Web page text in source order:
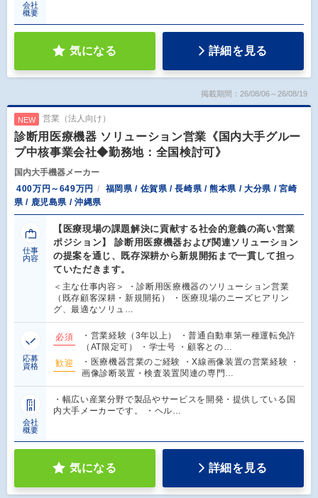
会社
概要
気になる 詳細を見る
掲載期間：26/08/06～26/08/19
NEW 営業（法人向け）
診断用医療機器 ソリューション営業《国内大手グルー
プ中核事業会社◆勤務地：全国検討可》
国内大手機器メーカー
400万円～649万円
福岡県 / 佐賀県 / 長崎県 / 熊本県 / 大分県 / 宮崎
県 / 鹿児島県 / 沖縄県
仕事
内容
【医療現場の課題解決に貢献する社会的意義の高い営業
ポジション】 診断用医療機器および関連ソリューション
の提案を通じ、既存深耕から新規開拓まで一貫して担っ
ていただきます。
＜主な仕事内容＞ ・診断用医療機器のソリューション営業
（既存顧客深耕・新規開拓） ・医療現場のニーズヒアリン
グ、最適なソリュ…
応募
資格
必須
・営業経験（3年以上） ・普通自動車第一種運転免許
（AT限定可） ・学士号 ・顧客との…
歓迎
・医療機器営業のご経験 ・X線画像装置の営業経験 ・
画像診断装置・検査装置関連の専門…
会社
概要
・幅広い産業分野で製品やサービスを開発・提供している国
内大手メーカーです。 ・ヘル…
気になる 詳細を見る